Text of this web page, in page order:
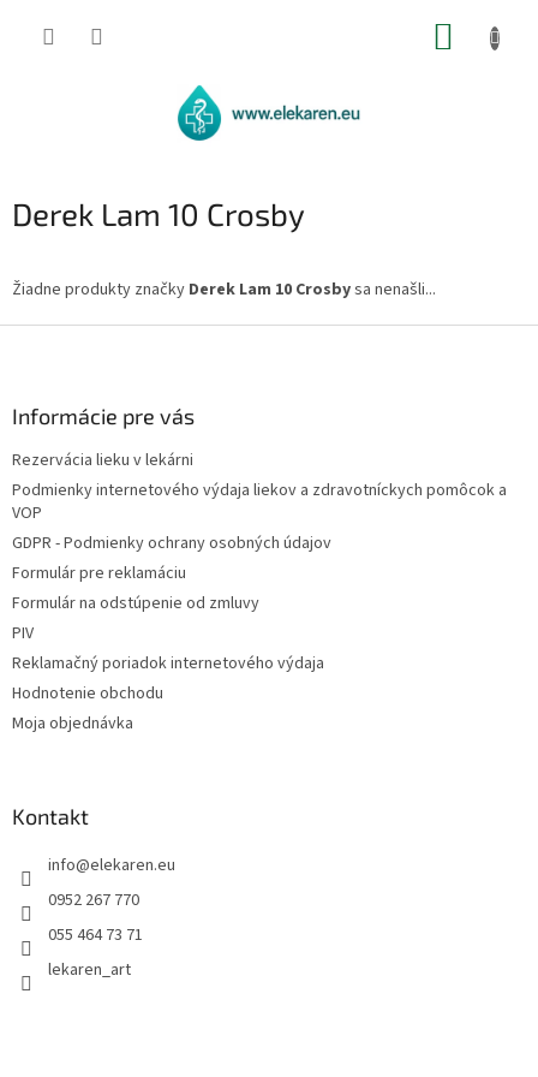
Derek Lam 10 Crosby
Žiadne produkty značky Derek Lam 10 Crosbysa nenašli...
Informácie pre vás
Rezervácia lieku v lekárni
Podmienky internetového výdaja liekov a zdravotníckych pomôcok a
VOP
GDPR - Podmienky ochrany osobných údajov
Formulár pre reklamáciu
Formulár na odstúpenie od zmluvy
PIV
Reklamačný poriadok internetového výdaja
Hodnotenie obchodu
Moja objednávka
Kontakt
info@elekaren.eu
0952 267 770
055 464 73 71
lekaren_art